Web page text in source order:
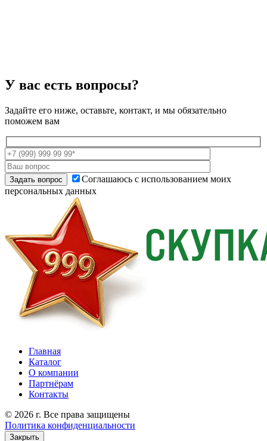
У вас есть вопросы?
Задайте его ниже, оставьте, контакт, и мы обязательно
поможем вам
Соглашаюсь с использованием моих
персональных данных
Главная
Каталог
О компании
Партнёрам
Контакты
© 2026 г. Все права защищены
Политика конфиденциальности
Закрыть